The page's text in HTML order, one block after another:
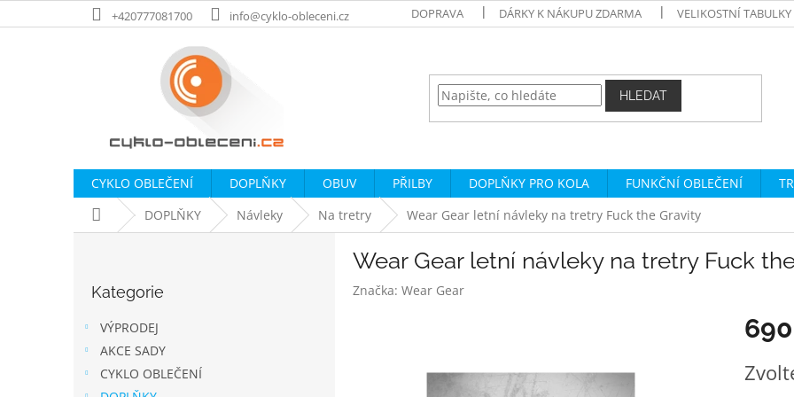
na
+420777081700 info@cyklo-obleceni.cz DOPRAVA DÁRKY K NÁKUPU ZDARMA VELIKOSTNÍ TABULKY
HLEDAT
CYKLO OBLEČENÍ DOPLŇKY OBUV PŘILBY DOPLŇKY PRO KOLA FUNKČNÍ OBLEČENÍ
Domů DOPLŇKY Návleky Na tretry Wear Gear letní návleky na tretry Fuck the Gravity
kategorie
Kategorie
VÝPRODEJ
AKCE SADY
CYKLO OBLEČENÍ
Wear Gear letní návleky na tretry Fuck
Značka: Wear Gear
cena: